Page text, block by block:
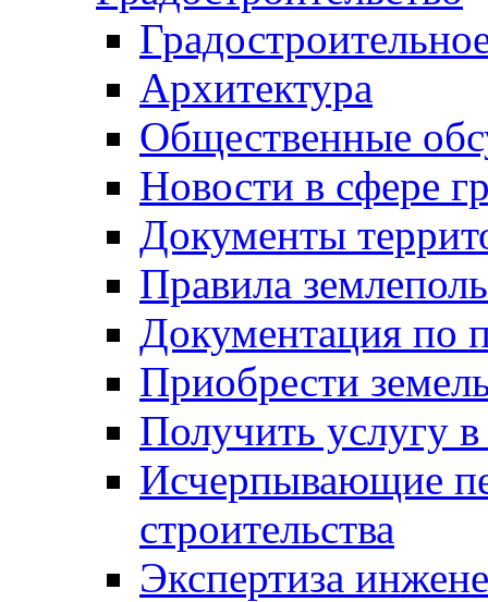
Архитектура
Общественные
Новости в сфере
Документы
Правила
Документация по
Приобрести
Получить услугу в
Исчерпывающие
строительства
Экспертиза